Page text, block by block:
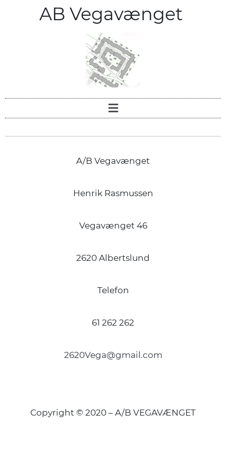
AB Vegavænget
A/B Vegavænget
Henrik Rasmussen
Vegavænget 46
2620 Albertslund
Telefon
61 262 262
2620Vega@gmail.com
Copyright © 2020 – A/B VEGAVÆNGET